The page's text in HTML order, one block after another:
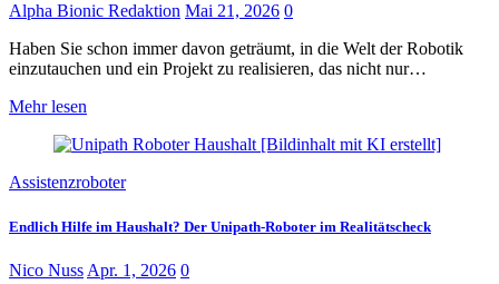
Alpha Bionic Redaktion Mai 21, 2026 0
Haben Sie schon immer davon geträumt, in die Welt der Robotik
einzutauchen und ein Projekt zu realisieren, das nicht nur…
Mehr lesen
Assistenzroboter
Endlich Hilfe im Haushalt? Der Unipath-Roboter im Realitätscheck
Nico Nuss Apr. 1, 2026 0